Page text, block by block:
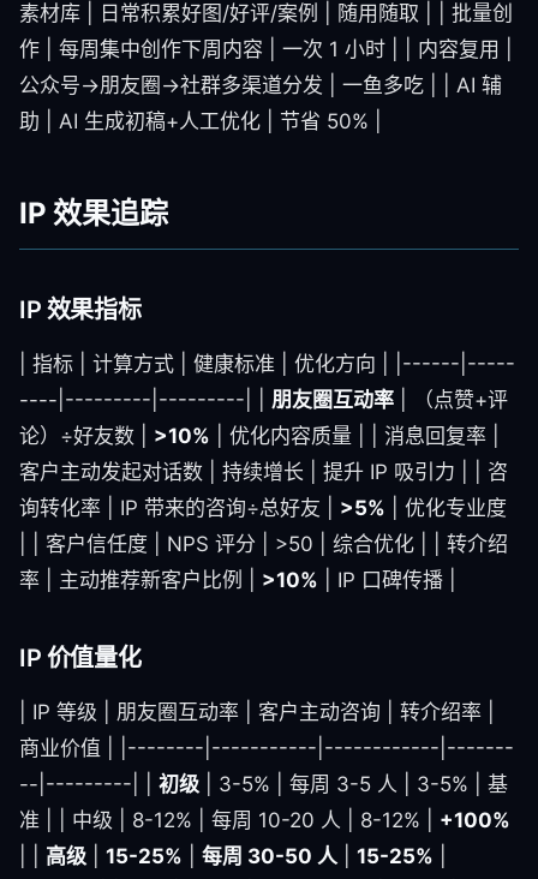
素材库 | 日常积累好图/好评/案例 | 随用随取 | | 批量创
作 | 每周集中创作下周内容 | 一次 1 小时 | | 内容复用 |
公众号→朋友圈→社群多渠道分发 | 一鱼多吃 | | AI 辅
助 | AI 生成初稿+人工优化 | 节省 50% |
IP 效果追踪
IP 效果指标
| 指标 | 计算方式 | 健康标准 | 优化方向 | |------|-----
----|---------|---------| | 朋友圈互动率 | （点赞+评
论）÷好友数 | >10% | 优化内容质量 | | 消息回复率 |
客户主动发起对话数 | 持续增长 | 提升 IP 吸引力 | | 咨
询转化率 | IP 带来的咨询÷总好友 | >5% | 优化专业度
| | 客户信任度 | NPS 评分 | >50 | 综合优化 | | 转介绍
率 | 主动推荐新客户比例 | >10% | IP 口碑传播 |
IP 价值量化
| IP 等级 | 朋友圈互动率 | 客户主动咨询 | 转介绍率 |
商业价值 | |--------|-----------|------------|-------
--|---------| | 初级 | 3-5% | 每周 3-5 人 | 3-5% | 基
准 | | 中级 | 8-12% | 每周 10-20 人 | 8-12% | +100%
高级 15-25% 每周 30-50 人| 15-25%